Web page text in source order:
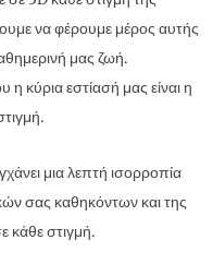
να φέρουμε μέρος αυτής
μας ζωή.
κύρια εστίασή μας είναι η
μια λεπτή ισορροπία
σας καθηκόντων και της
κάθε στιγμή.